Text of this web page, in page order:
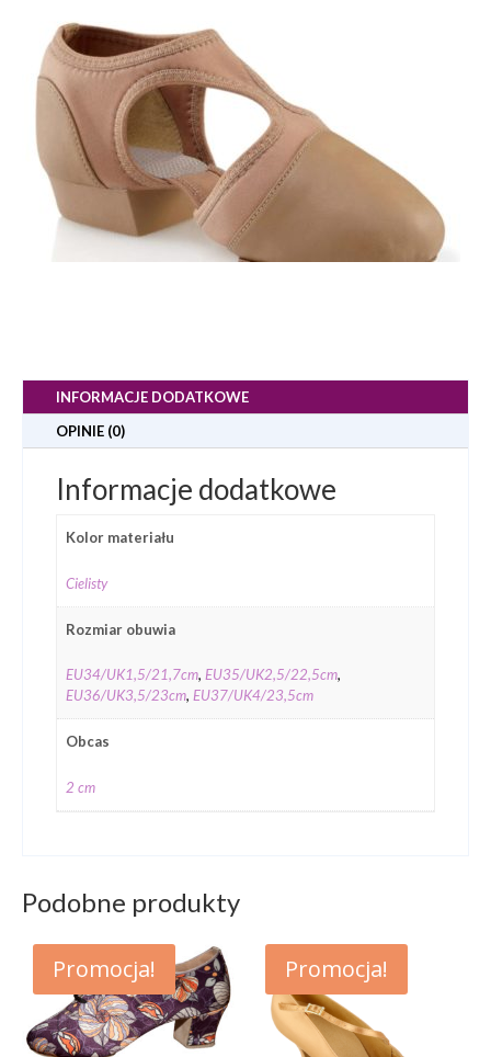
INFORMACJE DODATKOWE
OPINIE (0)
Informacje dodatkowe
Kolor materiału
Cielisty
Rozmiar obuwia
EU34/UK1,5/21,7cm, EU35/UK2,5/22,5cm,
EU36/UK3,5/23cm, EU37/UK4/23,5cm
Obcas
2 cm
Podobne produkty
Promocja! Promocja!